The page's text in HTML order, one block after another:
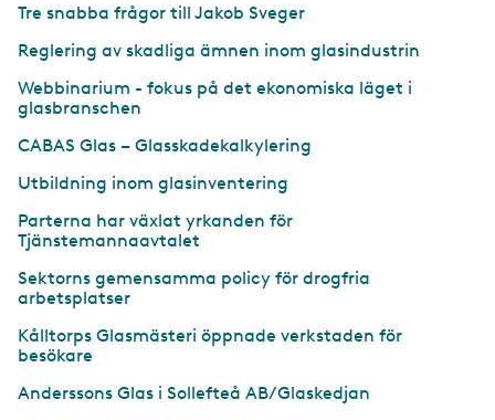
Tre snabba frågor till Jakob Sveger
Reglering av skadliga ämnen inom glasindustrin
Webbinarium - fokus på det ekonomiska läget i
glasbranschen
CABAS Glas – Glasskadekalkylering
Utbildning inom glasinventering
Parterna har växlat yrkanden för
Tjänstemannaavtalet
Sektorns gemensamma policy för drogfria
arbetsplatser
Kålltorps Glasmästeri öppnade verkstaden för
besökare
Anderssons Glas i Sollefteå AB/Glaskedjan